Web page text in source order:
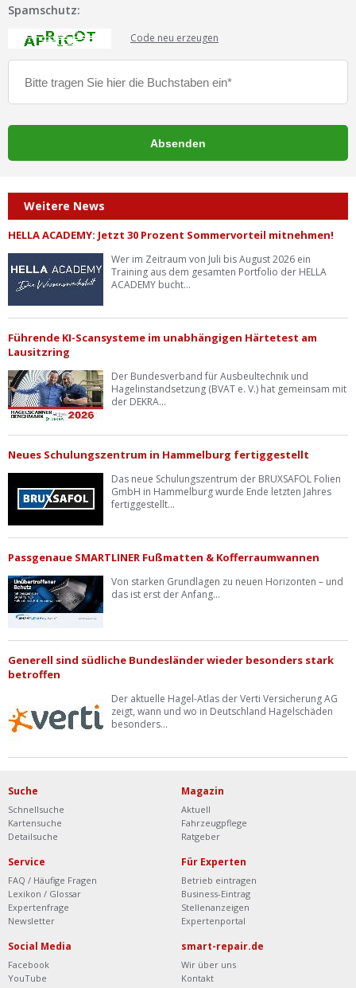
Spamschutz:
Code neu erzeugen
Weitere News
HELLA ACADEMY: Jetzt 30 Prozent Sommervorteil mitnehmen!
Wer im Zeitraum von Juli bis August 2026 ein
Training aus dem gesamten Portfolio der HELLA
ACADEMY bucht...
Führende KI-Scansysteme im unabhängigen Härtetest am
Lausitzring
Der Bundesverband für Ausbeultechnik und
Hagelinstandsetzung (BVAT e. V.) hat gemeinsam mit
der DEKRA...
Neues Schulungszentrum in Hammelburg fertiggestellt
Das neue Schulungszentrum der BRUXSAFOL Folien
GmbH in Hammelburg wurde Ende letzten Jahres
fertiggestellt...
Passgenaue SMARTLINER Fußmatten & Kofferraumwannen
Von starken Grundlagen zu neuen Horizonten – und
das ist erst der Anfang...
Generell sind südliche Bundesländer wieder besonders stark
betroffen
Der aktuelle Hagel-Atlas der Verti Versicherung AG
zeigt, wann und wo in Deutschland Hagelschäden
besonders...
Suche
Schnellsuche
Kartensuche
Detailsuche
Magazin
Aktuell
Fahrzeugpflege
Ratgeber
Service
FAQ / Häufige Fragen
Lexikon / Glossar
Expertenfrage
Newsletter
Für Experten
Betrieb eintragen
Business-Eintrag
Stellenanzeigen
Expertenportal
Social Media
Facebook
YouTube
smart-repair.de
Wir über uns
Kontakt